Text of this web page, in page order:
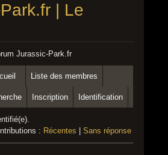
| Le
Jurassic-Park.fr
Liste des membres
Inscription Identification
: Récentes Sans réponse